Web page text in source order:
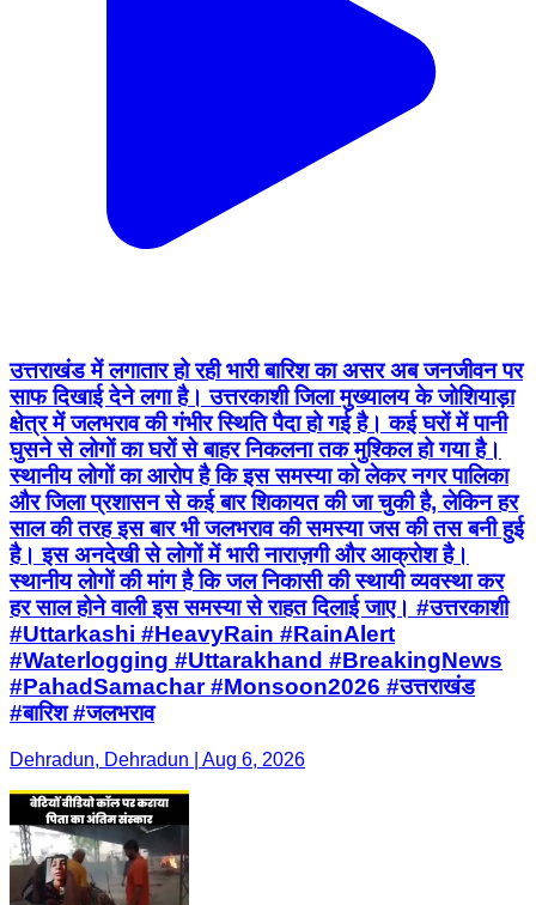
उत्तराखंड में लगातार हो रही भारी बारिश का असर अब जनजीवन पर
साफ दिखाई देने लगा है। उत्तरकाशी जिला मुख्यालय के जोशियाड़ा
क्षेत्र में जलभराव की गंभीर स्थिति पैदा हो गई है। कई घरों में पानी
घुसने से लोगों का घरों से बाहर निकलना तक मुश्किल हो गया है।
स्थानीय लोगों का आरोप है कि इस समस्या को लेकर नगर पालिका
और जिला प्रशासन से कई बार शिकायत की जा चुकी है, लेकिन हर
साल की तरह इस बार भी जलभराव की समस्या जस की तस बनी हुई
है। इस अनदेखी से लोगों में भारी नाराज़गी और आक्रोश है।
स्थानीय लोगों की मांग है कि जल निकासी की स्थायी व्यवस्था कर
हर साल होने वाली इस समस्या से राहत दिलाई जाए। #उत्तरकाशी
#Uttarkashi #HeavyRain #RainAlert
#Waterlogging #Uttarakhand #BreakingNews
#PahadSamachar #Monsoon2026 #उत्तराखंड
#बारिश #जलभराव
Dehradun, Dehradun | Aug 6, 2026